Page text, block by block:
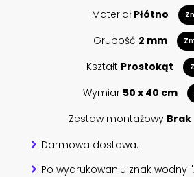
Materiał Płótno
Grubość 2 mm
Kształt Prostokąt
Wymiar 50 x 40 cm
Zestaw montażowy Brak
Darmowa dostawa.
Po wydrukowaniu znak wodny